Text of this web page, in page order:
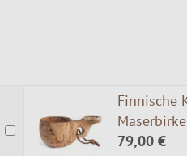
Finnische
79,00 €